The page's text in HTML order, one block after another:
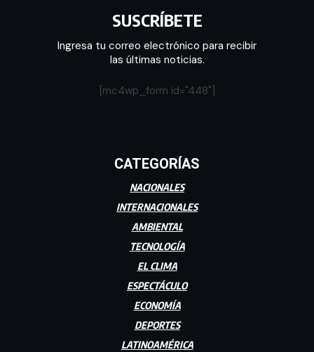
SUSCRÍBETE
Ingresa tu correo electrónico para recibir
las últimas noticias.
[mc4wp_form id="448"]
CATEGORÍAS
NACIONALES
INTERNACIONALES
AMBIENTAL
TECNOLOGÍA
EL CLIMA
ESPECTÁCULO
ECONOMÍA
DEPORTES
LATINOAMÉRICA